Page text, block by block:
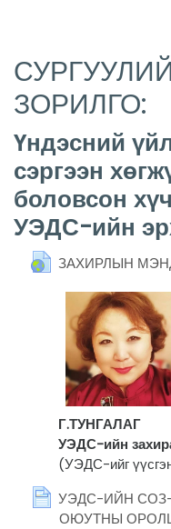
ЗОРИЛГО:
Үндэсний
сэргээн
боловсон
УЭДС-ийн
ЗАХИРЛЫН
Г.ТУНГАЛАГ
УЭДС-ийн
(УЭДС-ийг
УЭДС-ИЙН
ОЮУТНЫ